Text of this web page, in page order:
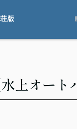
上オート